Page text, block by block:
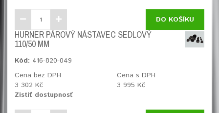
DO KOŠÍKU
HURNER PÁROVÝ NÁSTAVEC SEDLOVÝ
110/50 MM
Kód: 416-820-049
Cena bez DPH
3 302 Kč
Cena s DPH
3 995 Kč
Zistiť dostupnosť